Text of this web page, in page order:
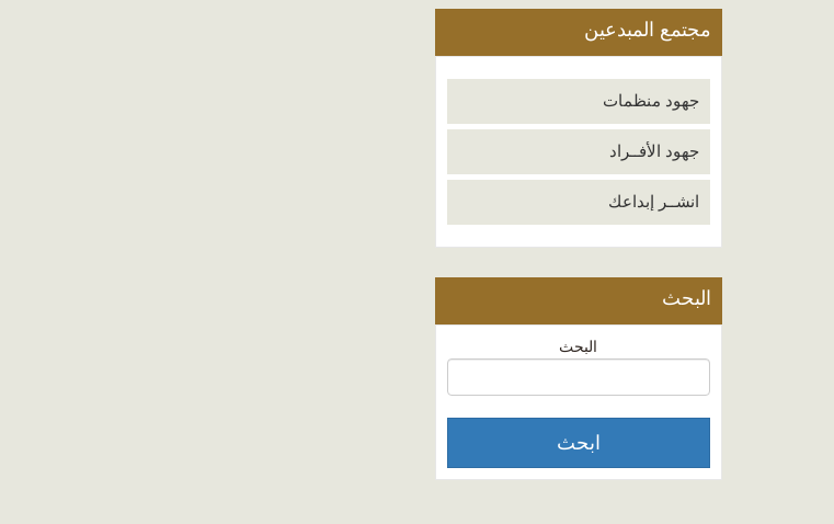
مجتمع المبدعين
جهود منظمات
جهود الأفــراد
انشــر إبداعك
البحث
البحث